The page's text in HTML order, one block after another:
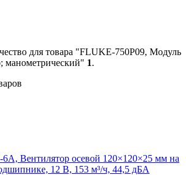
для товара "FLUKE-750P09, Модуль
манометрический" 1.
Вентилятор осевой 120×120×25 мм на
12 В, 153 м³/ч, 44,5 дБА